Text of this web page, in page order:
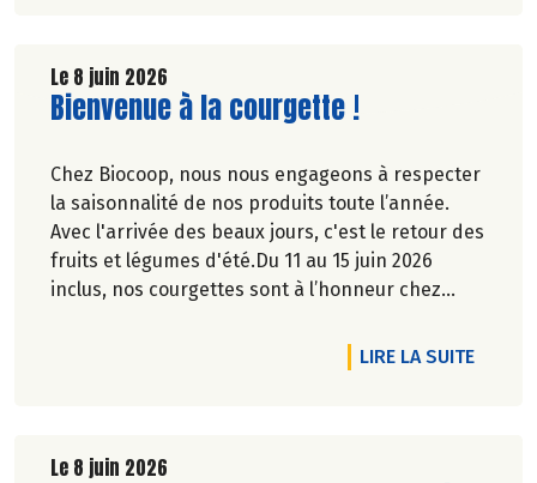
Le 8 juin 2026
Lire la suite de l'article
Bienvenue à la courgette !
Chez Biocoop, nous nous engageons à respecter
la saisonnalité de nos produits toute l’année.
Avec l'arrivée des beaux jours, c'est le retour des
fruits et légumes d'été.Du 11 au 15 juin 2026
inclus, nos courgettes sont à l’honneur chez
LIRE LA SUITEDE
Le 8 juin 2026